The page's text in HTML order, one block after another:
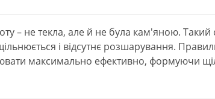
– не текла, але й не була кам'яною. Такий
і відсутнє розшарування.
максимально ефективно, формуючи